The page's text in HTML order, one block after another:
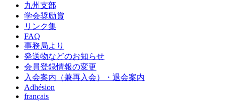
九州支部
学会奨励賞
リンク集
FAQ
事務局より
発送物などのお知らせ
会員登録情報の変更
入会案内（兼再入会）・退会案内
Adhésion
français